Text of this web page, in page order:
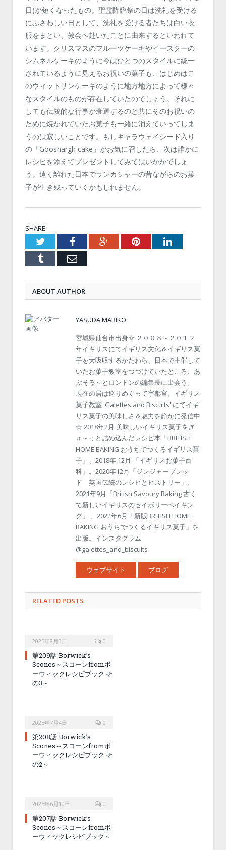
日)が短くなったもの。聖霊降臨祭の日は洗礼を受ける
にふさわしい日として、洗礼を受ける者たちは白い衣
服をまとい、教会へ赴いたことに由来するといわれて
います。クリスマスのフルーツケーキやイースターの
シムネルケーキのように今はひとつのスタイルに統一
されているように見えるお祝いの菓子も、はじめはこ
のウィットサンケーキのように地方地方によって様々
なスタイルのものが存在していたのでしょう。それに
しても伝統的な行事が衰退するのと共にそのお祝いの
ために焼かれていたお菓子も一緒に消えていってしま
うのは寂しいことです。もしキャラウェイシード入り
の「Goosnargh cake」がお気に召したら、次は誰かに
レシピを添えてプレゼントしてみてはいかがでしょ
う。遠く離れた日本でランカシャーの昔ながらのお菓
子が生き残っていくかもしれません。
SHARE.
TwitterFacebookGoogle+PinterestLinkedIn
Tumblr Email
ABOUT AUTHOR
YASUDA MARIKO
宮城県仙台市出身☆ ２００８～２０１２
年イギリスにてイギリス文化＆イギリス菓
子を大吸収するかたわら、日本で主催して
いたお菓子教室をつづけていたところ、あ
ぶそる～とロンドンの編集長に出会う。
現在の居は巡りめぐって宇都宮。イギリス
菓子教室 'Galettes and Biscuits' にてイギ
リス菓子の美味しさ＆魅力を静かに発信中
☆ 2018年2月 美味しいイギリス菓子をぎ
ゅ～っと詰め込んだレシピ本「BRITISH
HOME BAKING おうちでつくるイギリス菓
子」、2018年 12月 「イギリスお菓子百
科」。2020年12月「ジンジャーブレッ
ド 英国伝統のレシピとヒストリー」、
2021年9月「British Savoury Baking 古く
て新しいイギリスのセイボリーベイキン
グ」 、2022年6月「新版BRITISH HOME
BAKING おうちでつくるイギリス菓子」を
出版。インスタグラム
@galettes_and_biscuits
ウェブサイト ブログ
RELATED POSTS
2025年8月3日 0
第209話 Borwick’s
Scones～スコーンfromボ
ーウィックレシピブック そ
の3～
2025年7月4日 0
第208話 Borwick’s
Scones～スコーンfromボ
ーウィックレシピブック そ
の2～
2025年6月10日 0
第207話 Borwick’s
Scones～スコーンfromボ
ーウィックレシピブック～